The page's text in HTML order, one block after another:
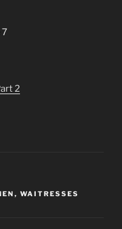
7
2
, WAITRESSES